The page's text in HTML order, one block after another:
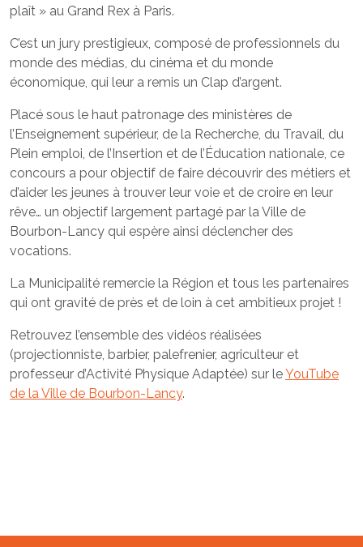
plaît » au Grand Rex à Paris.
C’est un jury prestigieux, composé de professionnels du
monde des médias, du cinéma et du monde
économique, qui leur a remis un Clap d’argent.
Placé sous le haut patronage des ministères de
l’Enseignement supérieur, de la Recherche, du Travail, du
Plein emploi, de l’Insertion et de l’Éducation nationale, ce
concours a pour objectif de faire découvrir des métiers et
d’aider les jeunes à trouver leur voie et de croire en leur
rêve… un objectif largement partagé par la Ville de
Bourbon-Lancy qui espère ainsi déclencher des
vocations.
La Municipalité remercie la Région et tous les partenaires
qui ont gravité de près et de loin à cet ambitieux projet !
Retrouvez l’ensemble des vidéos réalisées
(projectionniste, barbier, palefrenier, agriculteur et
professeur d’Activité Physique Adaptée) sur leYouTube
de la Ville de Bourbon-Lancy.